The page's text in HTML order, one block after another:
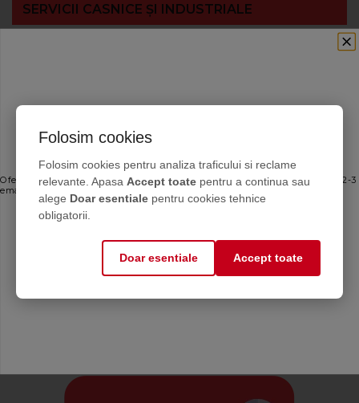
SERVICII CASNICE ȘI INDUSTRIALE
Folosim cookies
Folosim cookies pentru analiza traficului si reclame
relevante. Apasa Accept toate pentru a continua sau
alege Doar esentiale pentru cookies tehnice
obligatorii.
Doar esentiale Accept toate
Ofertele bune, direct în inbox
Oferte personalizate și sfaturi de întreținere direct de la producător. Maximum 2-3
emailuri pe lună — fără spam.
Mă abonez